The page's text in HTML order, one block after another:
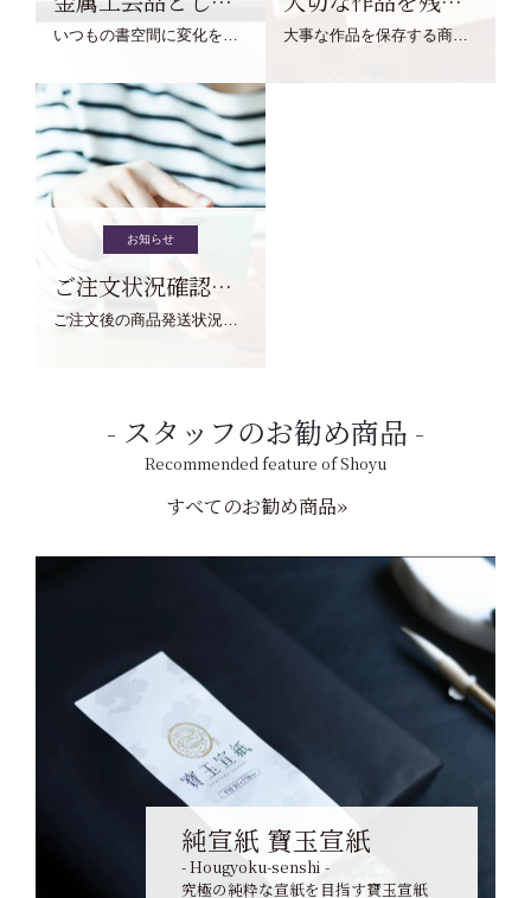
お知らせ
ご注文状況確認について
スタッフのお勧め商品
Recommended feature of Shoyu
すべてのお勧め商品»
純宣紙 寶玉宣紙
- Hougyoku-senshi -
究極の純粋な宣紙を目指す寶玉宣紙